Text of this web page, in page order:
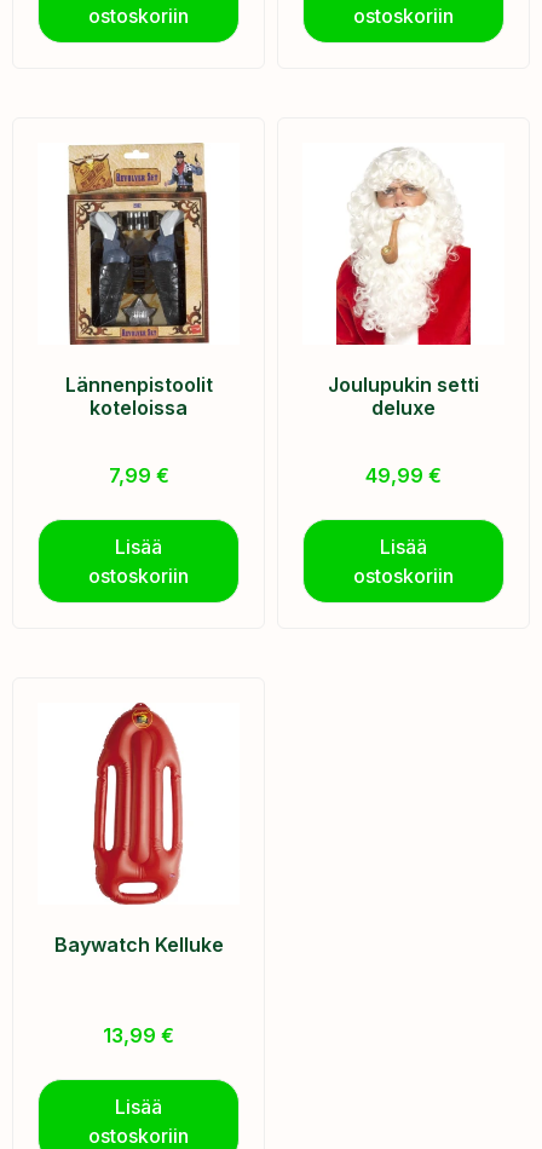
ostoskoriin
ostoskoriin
Lännenpistoolit
koteloissa
7,99 €
Lisää
ostoskoriin
Joulupukin setti
deluxe
49,99 €
Lisää
ostoskoriin
Baywatch Kelluke
13,99 €
Lisää
ostoskoriin